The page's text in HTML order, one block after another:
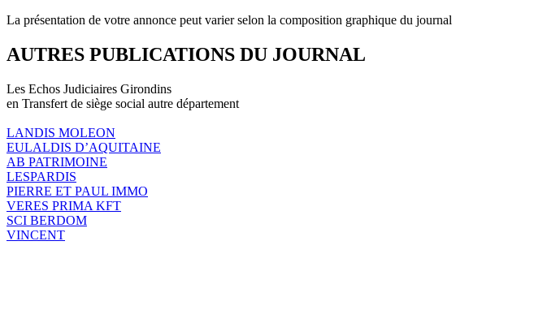
La présentation de votre annonce peut varier selon la composition graphique du journal
AUTRES PUBLICATIONS DU JOURNAL
Les Echos Judiciaires Girondins
en Transfert de siège social autre département
LANDIS MOLEON
EULALDIS D’AQUITAINE
AB PATRIMOINE
LESPARDIS
PIERRE ET PAUL IMMO
VERES PRIMA KFT
SCI BERDOM
VINCENT